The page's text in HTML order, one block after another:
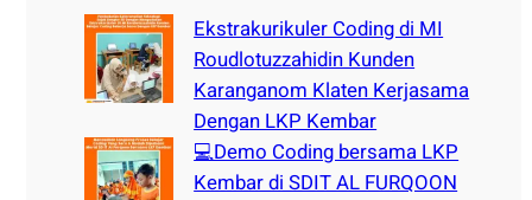
Ekstrakurikuler Coding di MI
Roudlotuzzahidin Kunden
Karanganom Klaten Kerjasama
Dengan LKP Kembar
💻Demo Coding bersama LKP
Kembar di SDIT AL FURQOON